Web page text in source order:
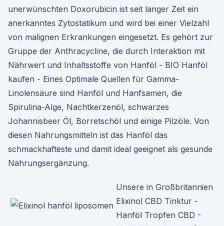
unerwünschten Doxorubicin ist seit langer Zeit ein
anerkanntes Zytostatikum und wird bei einer Vielzahl
von malignen Erkrankungen eingesetzt. Es gehört zur
Gruppe der Anthracycline, die durch Interaktion mit
Nährwert und Inhaltsstoffe von Hanföl - BIO Hanföl
kaufen - Eines Optimale Quellen für Gamma-
Linolensäure sind Hanföl und Hanfsamen, die
Spirulina-Alge, Nachtkerzenöl, schwarzes
Johannisbeer Öl, Borretschöl und einige Pilzöle. Von
diesen Nahrungsmitteln ist das Hanföl das
schmackhafteste und damit ideal geeignet als gesunde
Nahrungsergänzung.
Unsere in Großbritannien
Elixinol CBD Tinktur -
Hanföl Tropfen CBD -